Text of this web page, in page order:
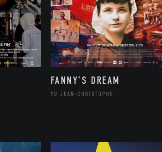
FANNY’S DREAM
YU JEAN-CHRISTOPHE